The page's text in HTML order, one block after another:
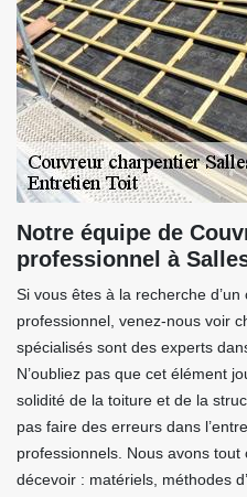
Notre équipe de
professionnel à
Si vous êtes à la recherche
professionnel, venez-nous voir
spécialisés sont des experts
N’oubliez pas que cet élément
solidité de la toiture et de la
pas faire des erreurs dans
professionnels. Nous avons tout
décevoir : matériels, méthodes